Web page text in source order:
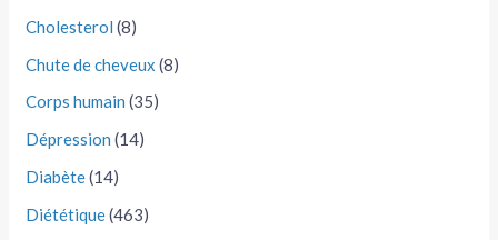
Cholesterol (8)
Chute de cheveux (8)
Corps humain (35)
Dépression (14)
Diabète(14)
Diététique(463)